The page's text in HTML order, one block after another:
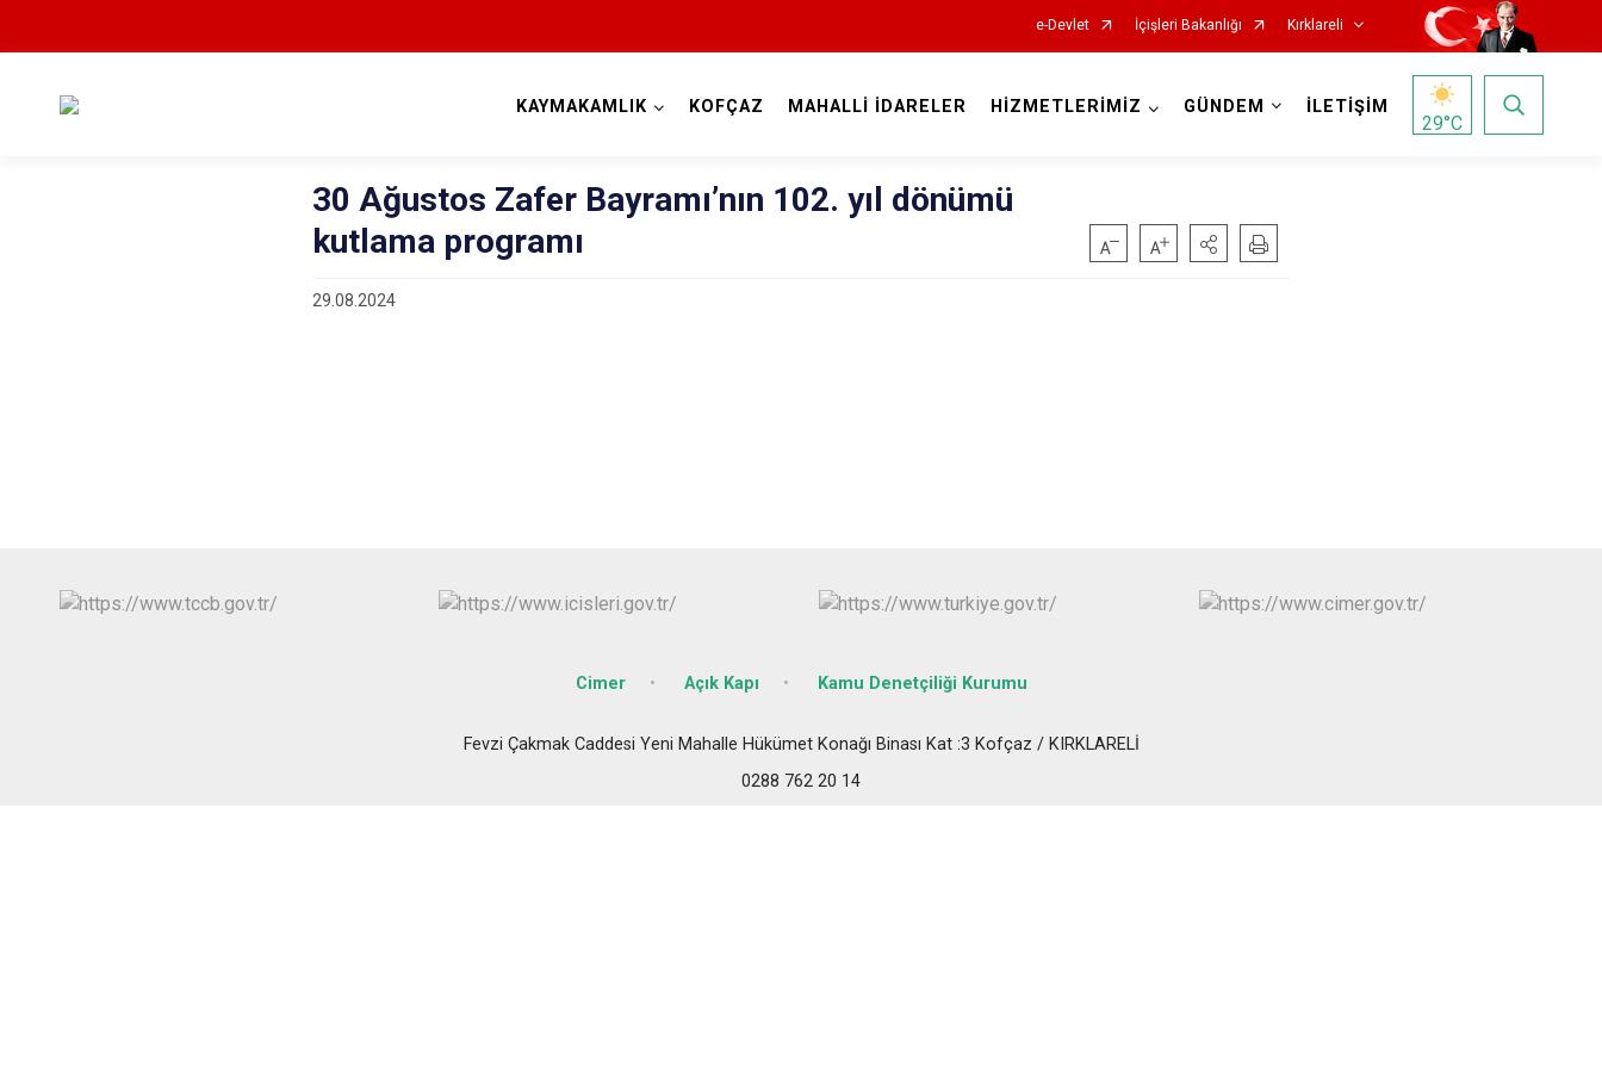
e-Devlet İçişleri Bakanlığı Kırklareli
Vize
KAYMAKAMLIK KOFÇAZ MAHALLİ İDARELER HİZMETLERİMİZ GÜNDEM İLETİŞİM
29°C
30 Ağustos Zafer Bayramı’nın 102. yıl dönümü
kutlama programı
29.08.2024
Cimer Açık Kapı Kamu Denetçiliği Kurumu
Fevzi Çakmak Caddesi Yeni Mahalle Hükümet Konağı Binası Kat :3 Kofçaz / KIRKLARELİ
0288 762 20 14